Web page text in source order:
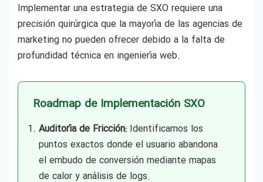
Implementar una estrategia de SXO requiere una
precisión quirúrgica que la mayoría de las agencias de
marketing no pueden ofrecer debido a la falta de
profundidad técnica en ingeniería web.
Roadmap de Implementación SXO
Auditoría de Fricción: Identificamos los
puntos exactos donde el usuario abandona
el embudo de conversión mediante mapas
de calor y análisis de logs.